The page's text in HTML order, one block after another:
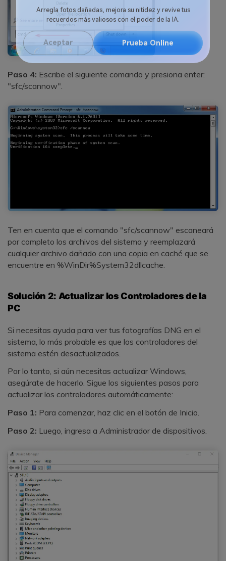
Reparador de Fotos con IA
Arregla fotos dañadas, mejora su nitidez y revive tus
recuerdos más valiosos con el poder de la IA.
Aceptar Prueba Online
Paso 4: Escribe el siguiente comando y presiona enter:
"sfc/scannow".
Ten en cuenta que el comando "sfc/scannow" escaneará
por completo los archivos del sistema y reemplazará
cualquier archivo dañado con una copia en caché que se
encuentre en %WinDir%System32dllcache.
Solución 2: Actualizar los Controladores de la
PC
Si necesitas ayuda para ver tus fotografías DNG en el
sistema, lo más probable es que los controladores del
sistema estén desactualizados.
Por lo tanto, si aún necesitas actualizar Windows,
asegúrate de hacerlo. Sigue los siguientes pasos para
actualizar los controladores automáticamente:
Paso 1: Para comenzar, haz clic en el botón de Inicio.
Paso 2: Luego, ingresa a Administrador de dispositivos.